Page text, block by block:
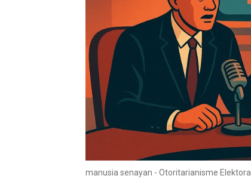
manusia senayan - Otoritarianisme Elektoral